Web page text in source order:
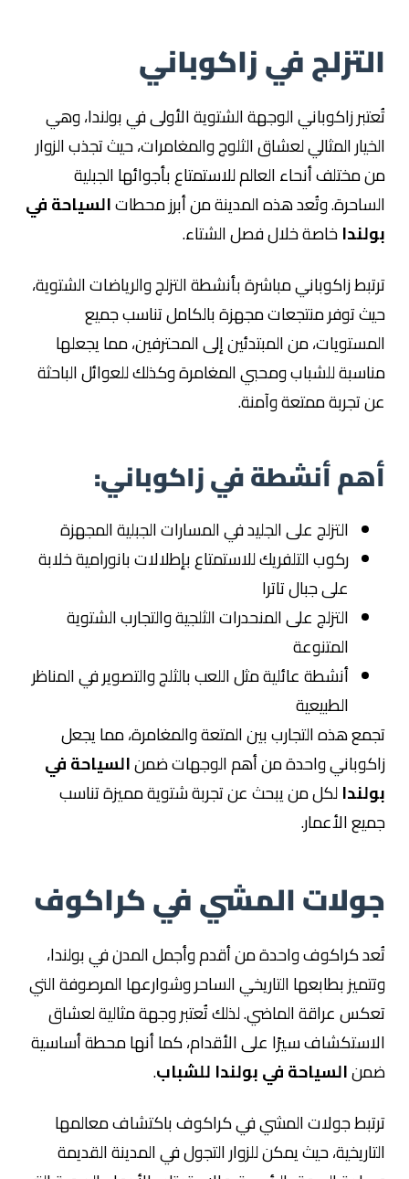
التزلج في زاكوباني
تُعتبر زاكوباني الوجهة الشتوية الأولى في بولندا، وهي
الخيار المثالي لعشاق الثلوج والمغامرات، حيث تجذب الزوار
من مختلف أنحاء العالم للاستمتاع بأجوائها الجبلية
الساحرة. وتُعد هذه المدينة من أبرز محطاتالسياحة في
بولنداخاصة خلال فصل الشتاء.
ترتبط زاكوباني مباشرة بأنشطة التزلج والرياضات الشتوية،
حيث توفر منتجعات مجهزة بالكامل تناسب جميع
المستويات، من المبتدئين إلى المحترفين، مما يجعلها
مناسبة للشباب ومحبي المغامرة وكذلك للعوائل الباحثة
عن تجربة ممتعة وآمنة.
أهم أنشطة في زاكوباني:
التزلج على الجليد في المسارات الجبلية المجهزة
ركوب التلفريك للاستمتاع بإطلالات بانورامية خلابة
على جبال تاترا
التزلج على المنحدرات الثلجية والتجارب الشتوية
المتنوعة
أنشطة عائلية مثل اللعب بالثلج والتصوير في المناظر
الطبيعية
تجمع هذه التجارب بين المتعة والمغامرة، مما يجعل
زاكوباني واحدة من أهم الوجهات ضمنالسياحة في
بولندالكل من يبحث عن تجربة شتوية مميزة تناسب
جميع الأعمار.
جولات المشي في كراكوف
تُعد كراكوف واحدة من أقدم وأجمل المدن في بولندا،
وتتميز بطابعها التاريخي الساحر وشوارعها المرصوفة التي
تعكس عراقة الماضي. لذلك تُعتبر وجهة مثالية لعشاق
الاستكشاف سيرًا على الأقدام، كما أنها محطة أساسية
ضمنالسياحة في بولندا للشباب.
ترتبط جولات المشي في كراكوف باكتشاف معالمها
التاريخية، حيث يمكن للزوار التجول في المدينة القديمة